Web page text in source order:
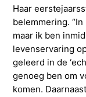
Haar
belemmering.
maar ik ben
levenservaring
geleerd in de
genoeg ben om
komen.